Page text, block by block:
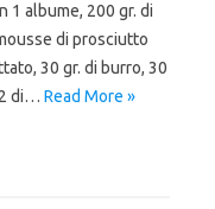
1 albume, 200 gr. di
di prosciutto
30 gr. di burro, 30
di… Read More »